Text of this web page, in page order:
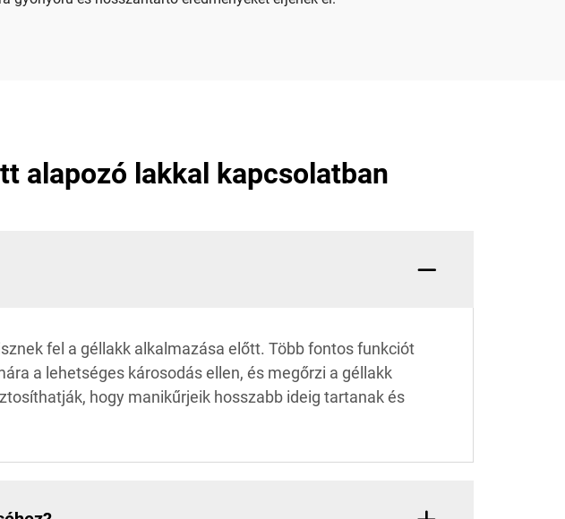
alapozó lakkal kapcsolatban
fel a géllakk alkalmazása előtt. Több fontos funkciót
a lehetséges károsodás ellen, és megőrzi a géllakk
hogy manikűrjeik hosszabb ideig tartanak és